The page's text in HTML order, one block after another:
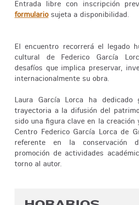
Entrada libre con inscripción
formulario sujeta a disponibilidad.
El encuentro recorrerá el legado
cultural de Federico García
desafíos que implica preservar,
internacionalmente su obra.
Laura García Lorca ha
trayectoria a la difusión del
sido una figura clave en la creación
Centro Federico García Lorca de
referente en la conservación
promoción de actividades
torno al autor.